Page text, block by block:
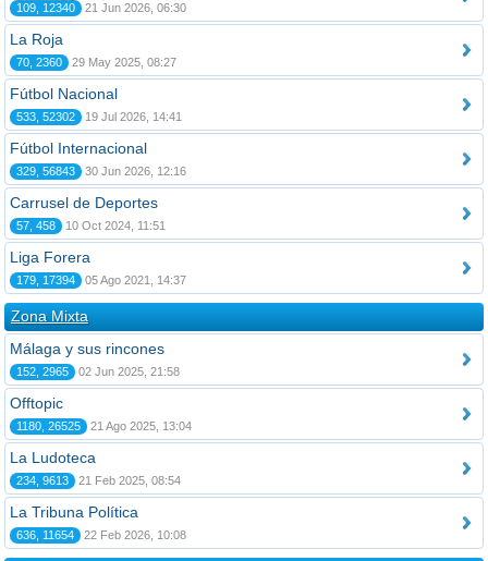
109, 12340 21 Jun 2026, 06:30
La Roja
70, 2360 29 May 2025, 08:27
Fútbol Nacional
533, 52302 19 Jul 2026, 14:41
Fútbol Internacional
329, 56843 30 Jun 2026, 12:16
Carrusel de Deportes
57, 458 10 Oct 2024, 11:51
Liga Forera
179, 17394 05 Ago 2021, 14:37
Zona Mixta
Málaga y sus rincones
152, 2965 02 Jun 2025, 21:58
Offtopic
1180, 26525 21 Ago 2025, 13:04
La Ludoteca
234, 9613 21 Feb 2025, 08:54
La Tribuna Política
636, 11654 22 Feb 2026, 10:08